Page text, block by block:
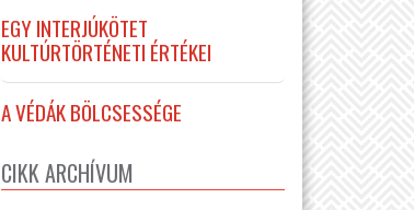
EGY INTERJÚKÖTET
KULTÚRTÖRTÉNETI ÉRTÉKEI
A VÉDÁK BÖLCSESSÉGE
CIKK ARCHÍVUM